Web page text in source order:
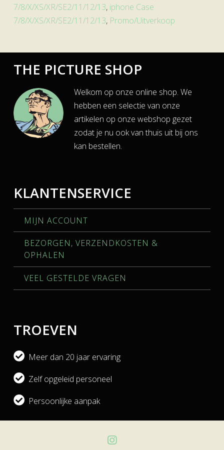
7/8/X/XS/XR/SE2/11/12/13, iphone Case
7/8/X/XS/XR/SE2/11/12/13, Promo/Uitverkoop
THE PICTURE SHOP
Welkom op onze online shop. We
hebben een selectie van onze
artikelen op onze webshop gezet
zodat je nu ook van thuis uit bij ons
kan bestellen.
KLANTENSERVICE
MIJN ACCOUNT
BEZORGEN, VERZENDKOSTEN &
OPHALEN
VEEL GESTELDE VRAGEN
TROEVEN
Meer dan 20 jaar ervaring
Zelf opgeleid personeel
Persoonlijke aanpak